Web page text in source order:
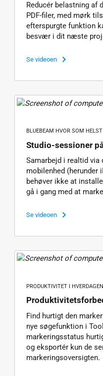
Reducér belastning af
PDF-filer, med mørk
efterspurgte funktion
besvær i dit næste
Se videoen
BLUEBEAM HVOR SOM HELST
Studio-sessioner
Samarbejd i realtid via
mobilenhed (herunder
behøver ikke at
gå i gang med at
Se videoen
PRODUKTIVITET I HVERDAGEN
Find hurtigt den
nye søgefunktion i
markeringsstatus
og eksportér kun de
markeringsoversigten.